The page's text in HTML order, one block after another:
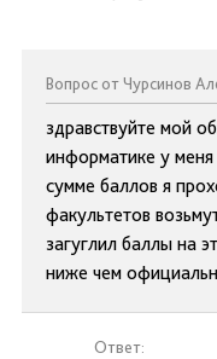
Вопрос от Чурсинов
здравствуйте мой
информатике у
сумме баллов я
факультетов
загуглил баллы на
ниже чем
Ответ: